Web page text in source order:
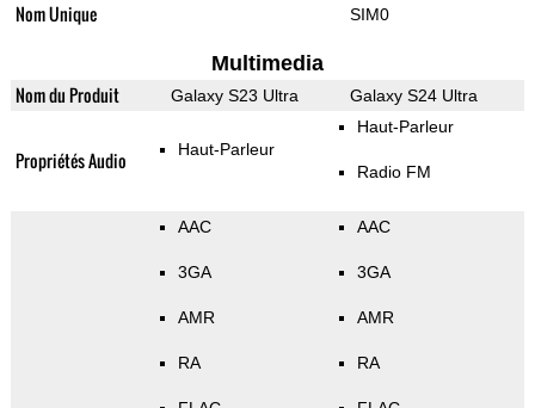
Nom Unique SIM0
Multimedia
Nom du Produit Galaxy S23 Ultra Galaxy S24 Ultra
Propriétés Audio Haut-Parleur
Haut-Parleur
Radio FM
AAC
3GA
AMR
RA
AAC
3GA
AMR
RA